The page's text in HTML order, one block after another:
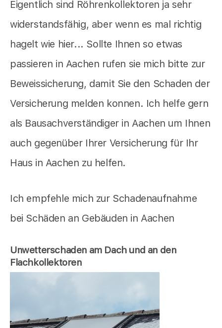
Eigentlich sind Röhrenkollektoren ja sehr
widerstandsfähig, aber wenn es mal richtig
hagelt wie hier... Sollte Ihnen so etwas
passieren in Aachen rufen sie mich bitte zur
Beweissicherung, damit Sie den Schaden der
Versicherung melden konnen. Ich helfe gern
als Bausachverständiger in Aachen um Ihnen
auch gegenüber Ihrer Versicherung für Ihr
Haus in Aachen zu helfen.
Ich empfehle mich zur Schadenaufnahme
bei Schäden an Gebäuden in Aachen
Unwetterschaden am Dach und an den
Flachkollektoren